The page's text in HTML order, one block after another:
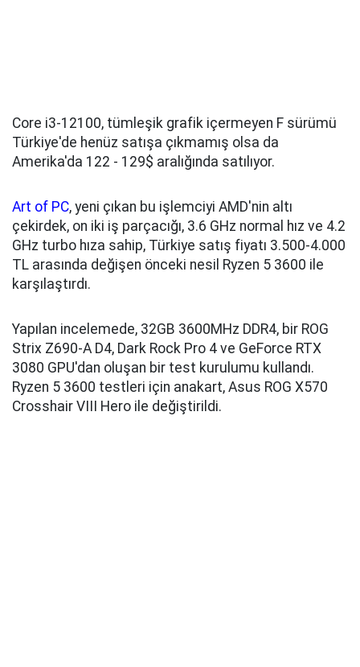
Core i3-12100, tümleşik grafik içermeyen F sürümü
Türkiye'de henüz satışa çıkmamış olsa da
Amerika'da 122 - 129$ aralığında satılıyor.
Art of PC, yeni çıkan bu işlemciyi AMD'nin altı
çekirdek, on iki iş parçacığı, 3.6 GHz normal hız ve 4.2
GHz turbo hıza sahip, Türkiye satış fiyatı 3.500-4.000
TL arasında değişen önceki nesil Ryzen 5 3600 ile
karşılaştırdı.
Yapılan incelemede, 32GB 3600MHz DDR4, bir ROG
Strix Z690-A D4, Dark Rock Pro 4 ve GeForce RTX
3080 GPU'dan oluşan bir test kurulumu kullandı.
Ryzen 5 3600 testleri için anakart, Asus ROG X570
Crosshair VIII Hero ile değiştirildi.